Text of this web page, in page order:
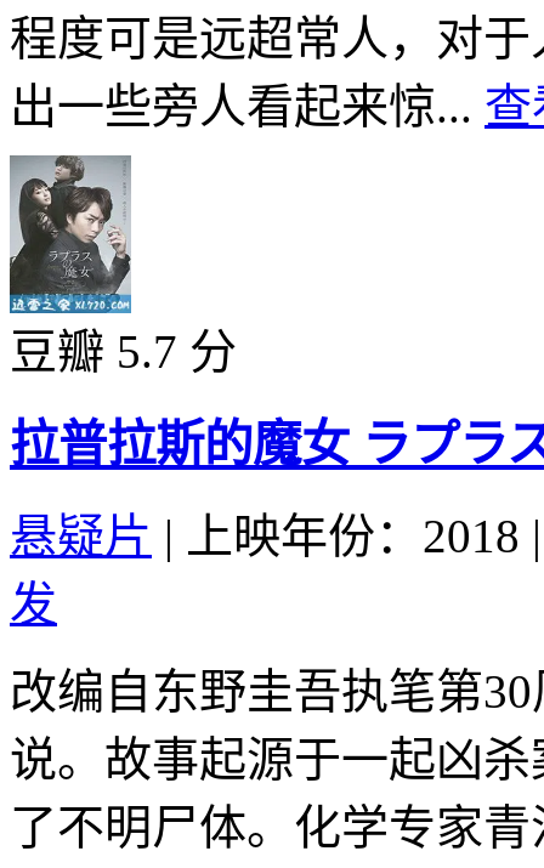
程度可是远超常人，对
出一些旁人看起来惊... 查
豆瓣 5.7 分
拉普拉斯的魔女 ラプラ
悬疑片 | 上映年份：2018 |
发
改编自东野圭吾执笔第
说。故事起源于一起凶
了不明尸体。化学专家